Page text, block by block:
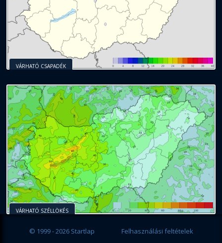
VÁRHATÓ CSAPADÉK
VÁRHATÓ SZÉLLÖKÉS
© 1999 - 2026 Startlap Felhasználási feltételek